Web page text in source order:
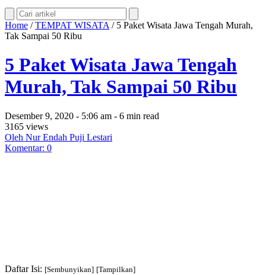
Home /TEMPAT WISATA / 5 Paket Wisata Jawa Tengah Murah,
Tak Sampai 50 Ribu
5 Paket Wisata Jawa Tengah
Murah, Tak Sampai 50 Ribu
Desember 9, 2020 - 5:06 am - 6 min read
3165 views
Oleh Nur Endah Puji Lestari
Komentar: 0
Daftar Isi: [Sembunyikan] [Tampilkan]